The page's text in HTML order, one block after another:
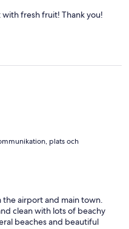
fresh fruit! Thank you!
plats och
the airport and main town.
clean with lots of beachy
beaches and beautiful